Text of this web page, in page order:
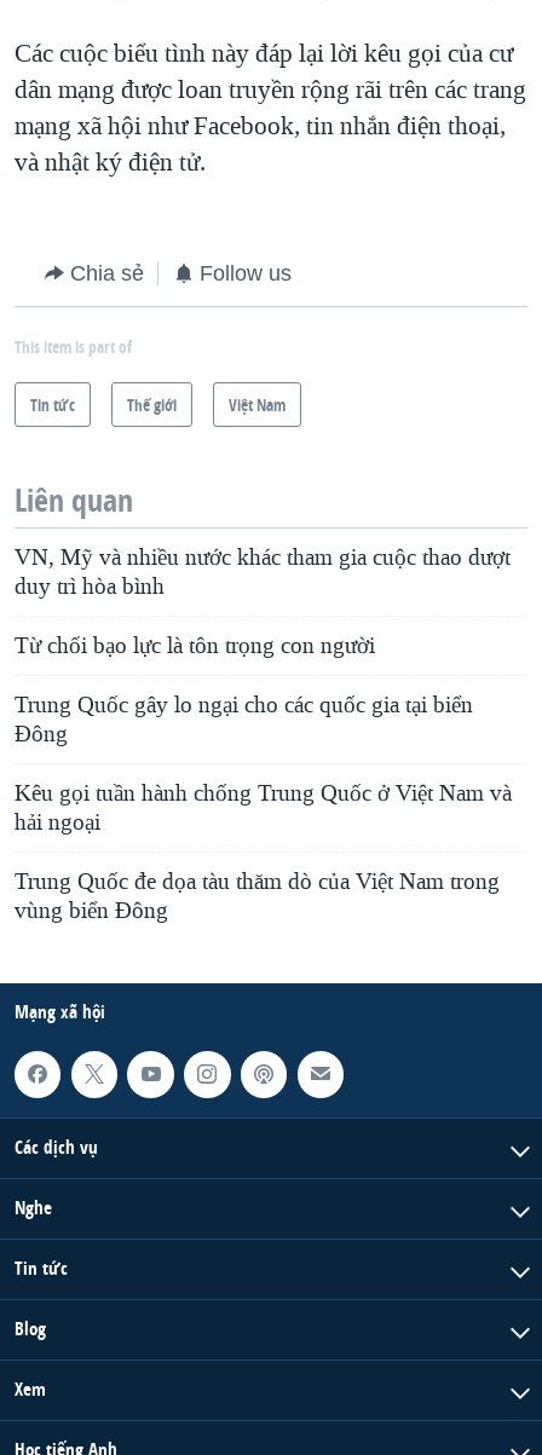
Các cuộc biểu tình này đáp lại lời kêu gọi của cư
dân mạng được loan truyền rộng rãi trên các trang
mạng xã hội như Facebook, tin nhắn điện thoại,
và nhật ký điện tử.
Chia sẻ Follow us
This item is part of
Tin tức Thế giới Việt Nam
Liên quan
VN, Mỹ và nhiều nước khác tham gia cuộc thao dượt
duy trì hòa bình
Từ chối bạo lực là tôn trọng con người
Trung Quốc gây lo ngại cho các quốc gia tại biển
Đông
Kêu gọi tuần hành chống Trung Quốc ở Việt Nam và
hải ngoại
Trung Quốc đe dọa tàu thăm dò của Việt Nam trong
vùng biển Ðông
Mạng xã hội
Các dịch vụ
Nghe
Tin tức
Blog
Xem
Học tiếng Anh